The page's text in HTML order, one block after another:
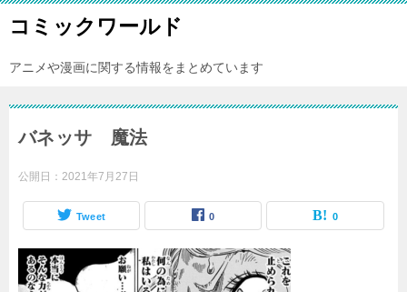
コミックワールド
アニメや漫画に関する情報をまとめています
バネッサ 魔法
公開日： 2021年7月27日
Tweet 0 0